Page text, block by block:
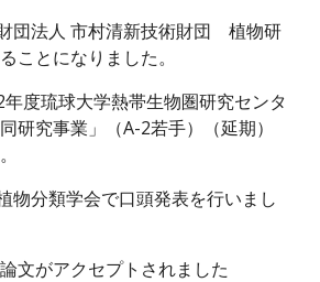
法人 市村清新技術財団 植物研
ことになりました。
年度琉球大学熱帯生物圏研究センタ
研究事業」（A-2若手）（延期）
分類学会で口頭発表を行いまし
文がアクセプトされました